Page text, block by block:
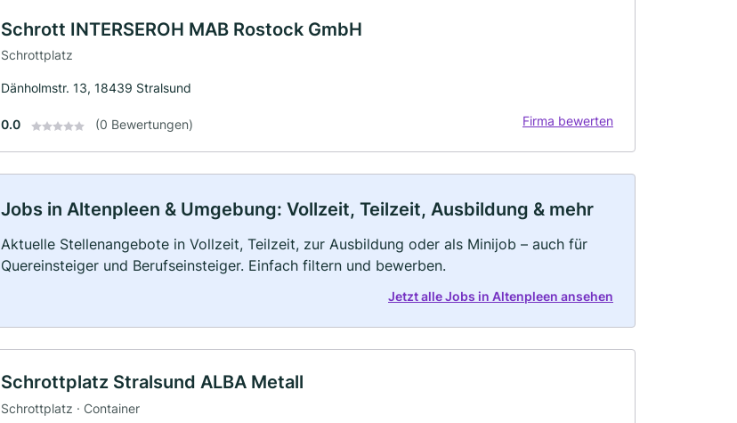
Schrott INTERSEROH MAB Rostock GmbH
Schrottplatz
Dänholmstr. 13, 18439 Stralsund
0.0 (0 Bewertungen) Firma bewerten
Jobs in Altenpleen & Umgebung: Vollzeit, Teilzeit, Ausbildung & mehr
Aktuelle Stellenangebote in Vollzeit, Teilzeit, zur Ausbildung oder als Minijob – auch für
Quereinsteiger und Berufseinsteiger. Einfach filtern und bewerben.
Jetzt alle Jobs in Altenpleen ansehen
Schrottplatz Stralsund ALBA Metall
Schrottplatz · Container